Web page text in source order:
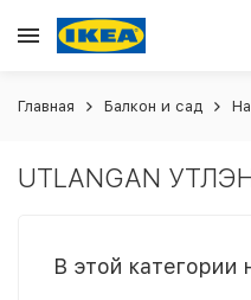
Главная Балкон и сад
UTLANGAN
В этой категории